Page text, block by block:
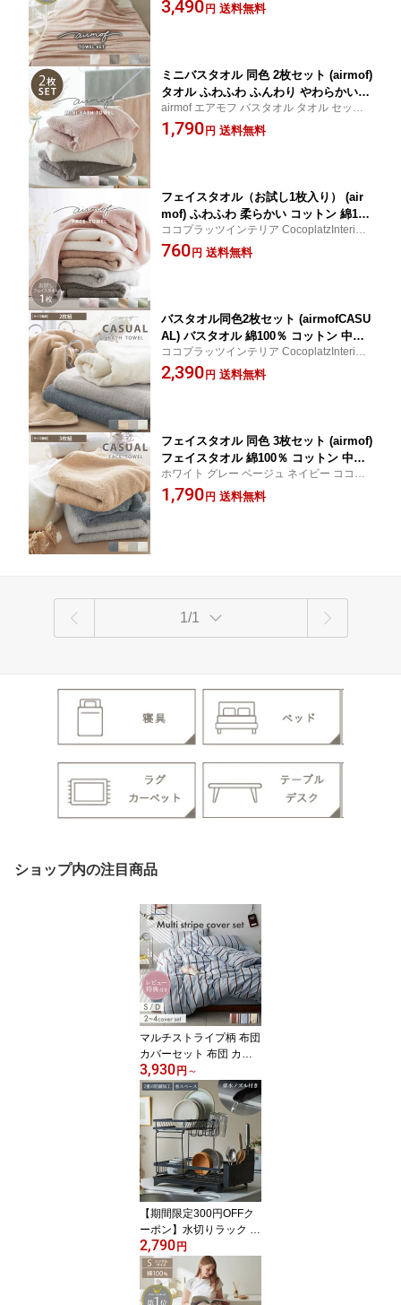
わいい ニュアンス シングル 140×190 ホ
くすみカラー オールシーズン ココプラッツ
3,490 円 送料無料
ミニバスタオル 同色 2枚セット (airmof)
タオル ふわふわ ふんわり やわらかい
くすみカラー おしゃれ パステルカラー
ビッグフェイス 中厚手 シャワー プレゼ
airmof エアモフ バスタオル タオル セット
ミニサイズ 軽い エコテックス 可愛い 2枚組
新生活 ココプラッツインテリア CocoplatzI
1,790 円 送料無料
フェイスタオル（お試し1枚入り） (air
mof) ふわふわ 柔らかい コットン 綿10
0％ 無地 プチギフト 中厚手 無撚糸 ふん
わり おしゃれ かわいい くすみカラー
ココプラッツインテリア CocoplatzInterior
cocopla cocoplatz airmof エアモフ フェイ
ス タオル ホワイト ピンク ブラウン ブルー
760 円 送料無料
バスタオル同色2枚セット (airmofCASU
AL) バスタオル 綿100％ コットン 中厚
手 ふわふわ 柔らかい プチギフト ふん
わり おしゃれ かわいい バスタオル エ
ココプラッツインテリア CocoplatzInterior
cocopla cocoplatz
2,390 円 送料無料
フェイスタオル 同色 3枚セット (airmof)
フェイスタオル 綿100％ コットン 中厚
手 ふわふわ 柔らかい プチギフト ふん
わり おしゃれ フェイスタオル エアモフ
ホワイト グレー ベージュ ネイビー ココプ
ラッツインテリア CocoplatzInterior cocopl
a cocoplatz
1,790 円 送料無料
1/1
ショップ内の注目商品
マルチストライプ柄 布団
カバーセット 布団 カバ
ーセット 布団カバー 寝
具 ストライプ カバーリ
ング おしゃれ かわいい
シングル ダブル ベッド
リネン 新生活 一人暮ら
し 韓国インテリア ナチ
ュラル 敷き布団 マット
レス カバー
3,930 円 ～
【期間限定300円OFFク
ーポン】水切りラック 2
段 水切り ラック シンプ
ル キッチン 台所 水切り
かご 幅47 奥行30.5 黒 ブ
ラック 食器 収納 食器洗
2,790 円